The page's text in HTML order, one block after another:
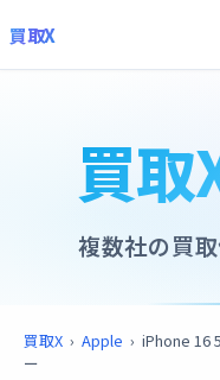
買取X
買取
複数社の買
買取X › Apple › iPhone 16
ー